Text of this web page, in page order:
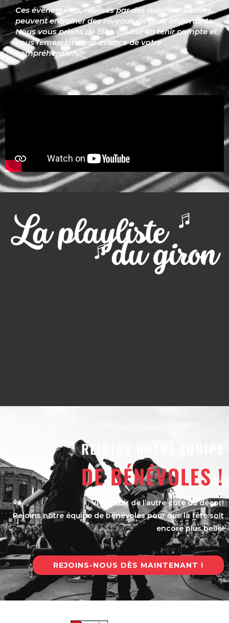
Ces événements, réalisés par des avions militaires,
peuvent entraîner des niveaux de bruit importants.
Nous vous prions de bien vouloir en tenir compte et
vous remercions par avance de votre
compréhension.
REJOINS NOTRE EQUIPE
DE BÉNÉVOLES !
Viens voir de l’autre côté du décor!
Rejoins notre équipe de bénévoles pour que la fête soit
encore plus belle!
REJOINS-NOUS DÈS MAINTENANT !